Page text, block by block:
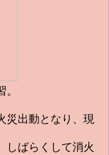
災出動となり、現
しばらくして消火